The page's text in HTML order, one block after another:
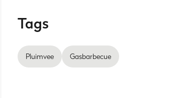
Tags
Pluimvee Gasbarbecue